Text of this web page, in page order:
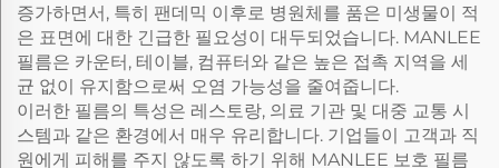
증가하면서, 특히 팬데믹 이후로 병원체를 품은 미생물이 적
은 표면에 대한 긴급한 필요성이 대두되었습니다. MANLEE
필름은 카운터, 테이블, 컴퓨터와 같은 높은 접촉 지역을 세
균 없이 유지함으로써 오염 가능성을 줄여줍니다.
이러한 필름의 특성은 레스토랑, 의료 기관 및 대중 교통 시
스템과 같은 환경에서 매우 유리합니다. 기업들이 고객과 직
원에게 피해를 주지 않도록 하기 위해 MANLEE 보호 필름